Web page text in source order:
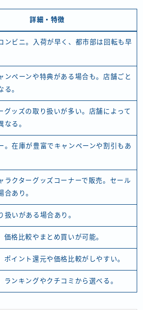
詳細・特徴
ンビニ。入荷が早く、都市部は回転も早
ンペーンや特典がある場合も。店舗ごと
る。
グッズの取り扱いが多い。店舗によって
なる。
。在庫が豊富でキャンペーンや割引もあ
ラクターグッズコーナーで販売。セール
合あり。
扱いがある場合あり。
価格比較やまとめ買いが可能。
ポイント還元や価格比較がしやすい。
ランキングやクチコミから選べる。